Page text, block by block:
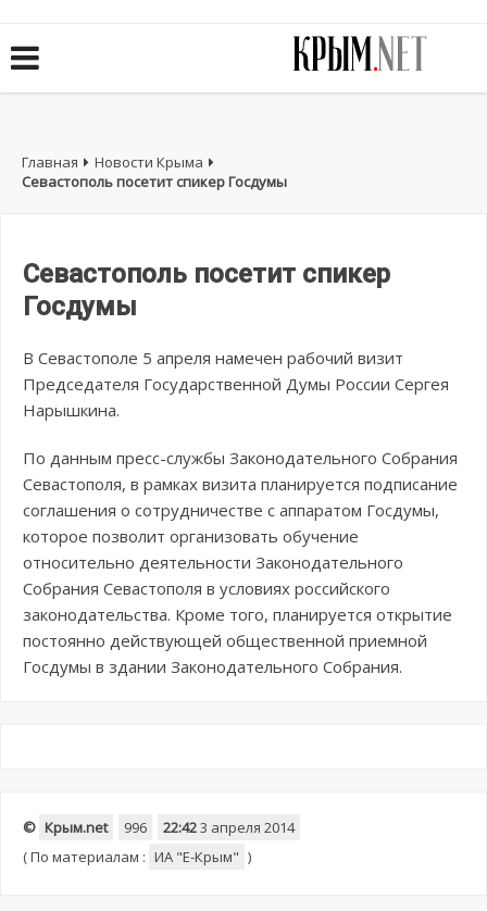
Главная
Новости Крыма
Севастополь посетит спикер Госдумы
Севастополь посетит спикер
Госдумы
В Севастополе 5 апреля намечен рабочий визит
Председателя Государственной Думы России Сергея
Нарышкина.
По данным пресс-службы Законодательного Собрания
Севастополя, в рамках визита планируется подписание
соглашения о сотрудничестве с аппаратом Госдумы,
которое позволит организовать обучение
относительно деятельности Законодательного
Собрания Севастополя в условиях российского
законодательства. Кроме того, планируется открытие
постоянно действующей общественной приемной
Госдумы в здании Законодательного Собрания.
© Крым.net 996 22:423 апреля 2014
(По материалам : ИА "E-Крым" )